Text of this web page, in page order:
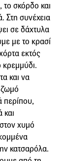
το σκόρδο και
Στη συνέχεια
σε δάχτυλα
με το κρασί
εκτός
και να
περίπου,
χυμό
κατσαρόλα.